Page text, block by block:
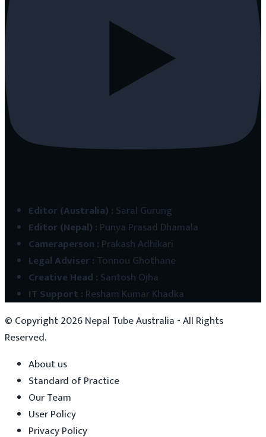
Editor (Australia) : Saral Gurung
Editor (Nepal) : Punya Prasad Dhamala
Cameraperson : Prakash Adhikari
Legal Adviser: Tonnou Ghothane
Creative Head : Santosh Ojha
IT Support : Resham Kumar Khadka
© Copyright2026Nepal Tube Australia - All Rights
Reserved.
About us
Standard of Practice
Our Team
User Policy
Privacy Policy